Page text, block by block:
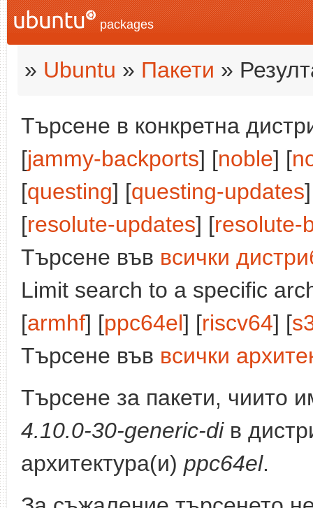
packages
» Ubuntu » Пакети »
Търсене в конкретна
[jammy-backports] [noble] [
[questing] [questing-updates
[resolute-updates] [resolute-
Търсене във всички
Limit search to a specific
[armhf] [ppc64el] [riscv64] [
Търсене във всички
Търсене за пакети, чиито
4.10.0-30-generic-diв
архитектура(и) ppc64el.